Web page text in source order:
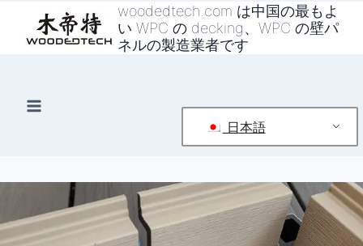
ッ
woodedtech.com は中国の最もよ
い WPC の decking、WPC の壁パ
ネルの製造業者です
日本語